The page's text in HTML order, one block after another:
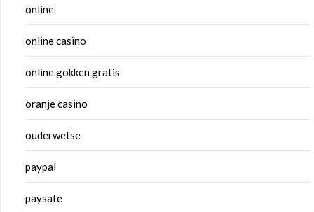
online
online casino
online gokken gratis
oranje casino
ouderwetse
paypal
paysafe